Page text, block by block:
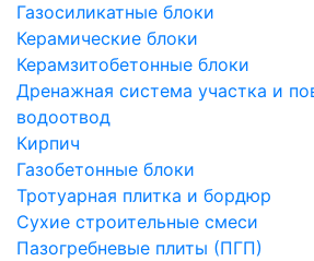
Газосиликатные блоки
Керамические блоки
Керамзитобетонные блоки
Дренажная система участка и
водоотвод
Кирпич
Газобетонные блоки
Тротуарная плитка и бордюр
Сухие строительные смеси
Пазогребневые плиты (ПГП)